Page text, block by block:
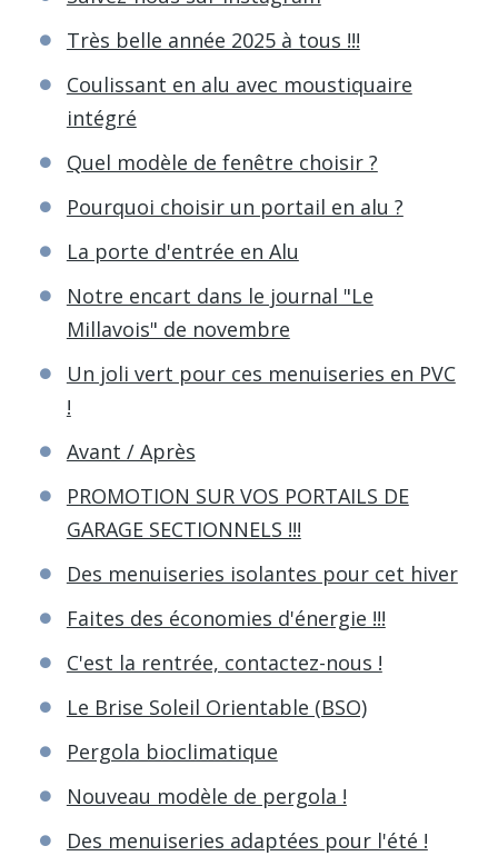
Très belle année 2025 à tous !!!
Coulissant en alu avec moustiquaire
intégré
Quel modèle de fenêtre choisir ?
Pourquoi choisir un portail en alu ?
La porte d'entrée en Alu
Notre encart dans le journal "Le
Millavois" de novembre
Un joli vert pour ces menuiseries en PVC
!
Avant / Après
PROMOTION SUR VOS PORTAILS DE
GARAGE SECTIONNELS !!!
Des menuiseries isolantes pour cet hiver
Faites des économies d'énergie !!!
C'est la rentrée, contactez-nous !
Le Brise Soleil Orientable (BSO)
Pergola bioclimatique
Nouveau modèle de pergola !
Des menuiseries adaptées pour l'été !